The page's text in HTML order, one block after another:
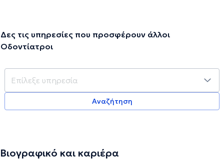
Δες τις υπηρεσίες που προσφέρουν άλλοι
Οδοντίατροι
Αναζήτηση
Βιογραφικό και καριέρα